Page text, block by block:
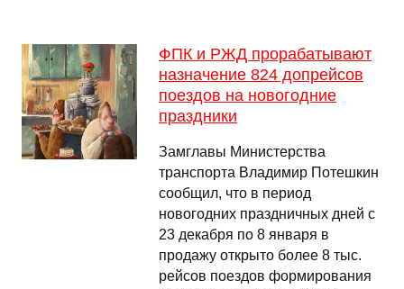
ФПК и РЖД прорабатывают
назначение 824 допрейсов
поездов на новогодние
праздники
Замглавы Министерства
транспорта Владимир Потешкин
сообщил, что в период
новогодних праздничных дней с
23 декабря по 8 января в
продажу открыто более 8 тыс.
рейсов поездов формирования